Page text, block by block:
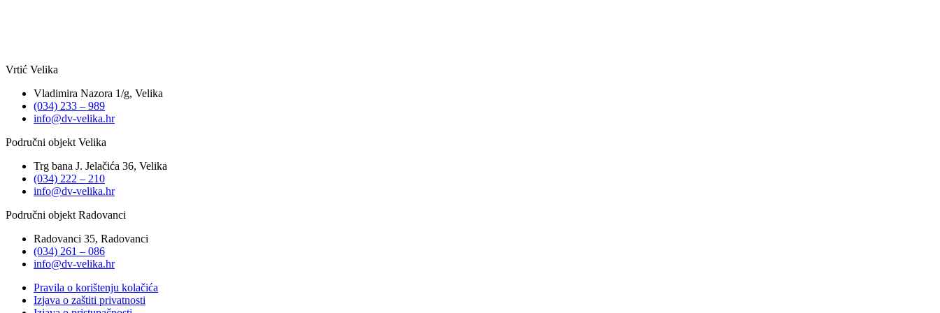
Vrtić Velika
Vladimira Nazora 1/g, Velika
(034) 233 – 989
info@dv-velika.hr
Područni objekt Velika
Trg bana J. Jelačića 36, Velika
(034) 222 – 210
info@dv-velika.hr
Područni objekt Radovanci
Radovanci 35, Radovanci
(034) 261 – 086
info@dv-velika.hr
Pravila o korištenju kolačića
Izjava o zaštiti privatnosti